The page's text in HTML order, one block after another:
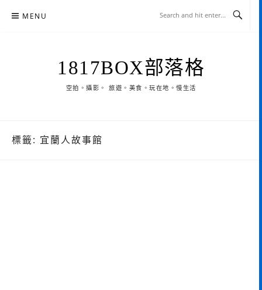
MENU
1817BOX部落格
空拍。攝影。 旅遊。美食。玩在地。慢生活
標籤: 宜蘭人故事館